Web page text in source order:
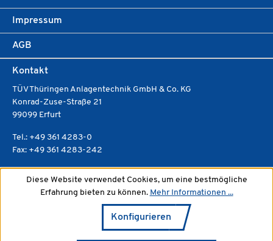
Impressum
AGB
Kontakt
TÜV Thüringen Anlagentechnik GmbH & Co. KG
Konrad-Zuse-Straße 21
99099 Erfurt
Tel.: +49 361 4283-0
Fax: +49 361 4283-242
Diese Website verwendet Cookies, um eine bestmögliche
Erfahrung bieten zu können. Mehr Informationen ...
Konfigurieren